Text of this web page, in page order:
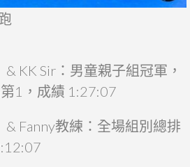
KK Sir：男童親子組冠軍，
1，成績 1:27:07
& Fanny教練：全場組別總排